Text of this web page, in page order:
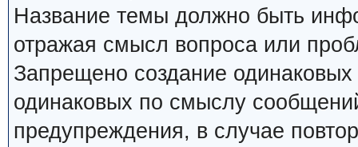
Название темы должно быть
отражая смысл вопроса или
Запрещено создание
одинаковых по смыслу
предупреждения, в случае